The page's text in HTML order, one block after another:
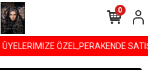
ÜYELERİMİZE ÖZEL,PERAKENDE
0